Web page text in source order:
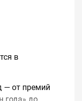
в
— от премий
года» до